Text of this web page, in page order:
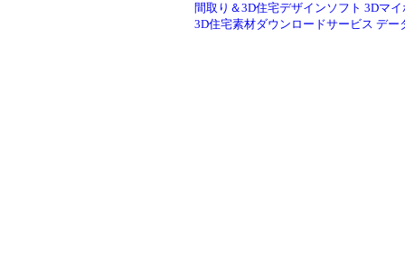
間取り＆3D住宅デザインソフト 3Dマ
3D住宅素材ダウンロードサービス デー